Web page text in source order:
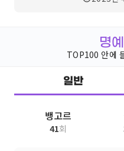
명
TOP100 안에
일반
뱅고르
41회